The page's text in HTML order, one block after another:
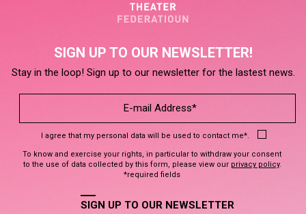
SIGN UP TO OUR NEWSLETTER!
Stay in the loop! Sign up to our newsletter for the lastest news.
I agree that my personal data will be used to contact me*.
To know and exercise your rights, in particular to withdraw your consent
to the use of data collected by this form, please view our privacy policy.
*required fields
SIGN UP TO OUR NEWSLETTER